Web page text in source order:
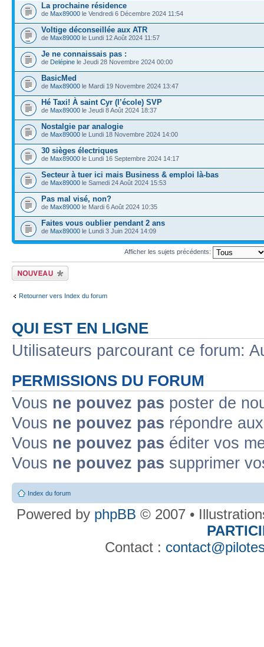
La prochaine résidence
de Max89000 le Vendredi 6 Décembre 2024 11:54
Voltige déconseillée aux ATR
de Max89000 le Lundi 12 Août 2024 11:57
Je ne connaissais pas :
de Delépine le Jeudi 28 Novembre 2024 00:00
BasicMed
de Max89000 le Mardi 19 Novembre 2024 13:47
Hé Taxi! À saint Cyr (l’école) SVP
de Max89000 le Jeudi 8 Août 2024 18:37
Nostalgie par analogie
de Max89000 le Lundi 18 Novembre 2024 14:00
30 sièges électriques
de Max89000 le Lundi 16 Septembre 2024 14:17
Secteur à tuer ici mais Business & emploi là-bas
de Max89000 le Samedi 24 Août 2024 15:53
Pas mal visé, non?
de Max89000 le Mardi 6 Août 2024 10:35
Faites vous oublier pendant 2 ans
de Max89000 le Lundi 3 Juin 2024 14:09
Afficher les sujets précédents:
Ecrire un nouveau
sujet
Retourner vers Index du forum
QUI EST EN LIGNE
Utilisateurs parcourant ce forum:
PERMISSIONS DU FORUM
Vous ne pouvez pas poster de
Vous ne pouvez pas répondre
Vous ne pouvez pas éditer vos
Vous ne pouvez pas supprimer
Index du forum
Powered by phpBB © 2007 •
Contact :